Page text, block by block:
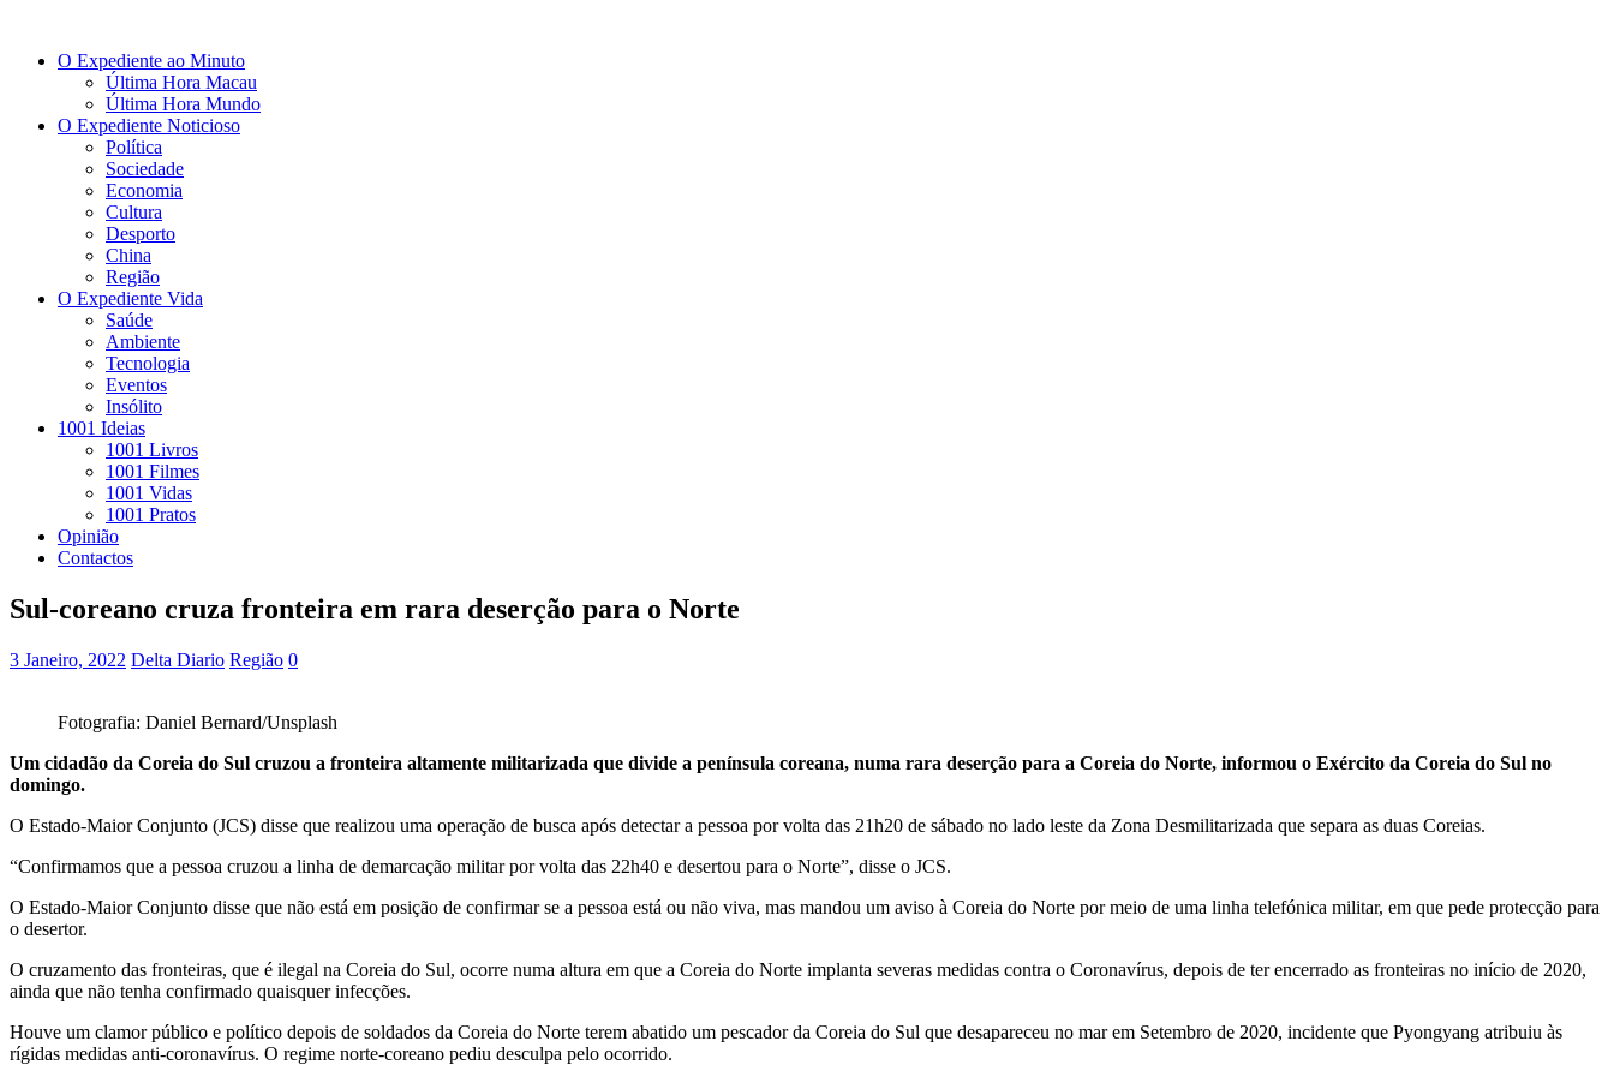
O Expediente ao Minuto
Última Hora Macau
Última Hora Mundo
O Expediente Noticioso
Política
Sociedade
Economia
Cultura
Desporto
China
Região
O Expediente Vida
Saúde
Ambiente
Tecnologia
Eventos
Insólito
1001 Ideias
1001 Livros
1001 Filmes
1001 Vidas
1001 Pratos
Opinião
Contactos
Sul-coreano cruza fronteira em rara deserção para o Norte
3 Janeiro, 2022 Delta Diario Região 0
Fotografia: Daniel Bernard/Unsplash
Um cidadão da Coreia do Sul cruzou a fronteira altamente militarizada que divide a península coreana, numa rara deserção para a Coreia do Norte, informou o Exército da Coreia do Sul no
domingo.
O Estado-Maior Conjunto (JCS) disse que realizou uma operação de busca após detectar a pessoa por volta das 21h20 de sábado no lado leste da Zona Desmilitarizada que separa as duas Coreias.
“Confirmamos que a pessoa cruzou a linha de demarcação militar por volta das 22h40 e desertou para o Norte”, disse o JCS.
O Estado-Maior Conjunto disse que não está em posição de confirmar se a pessoa está ou não viva, mas mandou um aviso à Coreia do Norte por meio de uma linha telefónica militar, em que pede protecção para
o desertor.
O cruzamento das fronteiras, que é ilegal na Coreia do Sul, ocorre numa altura em que a Coreia do Norte implanta severas medidas contra o Coronavírus, depois de ter encerrado as fronteiras no início de 2020,
ainda que não tenha confirmado quaisquer infecções.
Houve um clamor público e político depois de soldados da Coreia do Norte terem abatido um pescador da Coreia do Sul que desapareceu no mar em Setembro de 2020, incidente que Pyongyang atribuiu às
rígidas medidas anti-coronavírus. O regime norte-coreano pediu desculpa pelo ocorrido.